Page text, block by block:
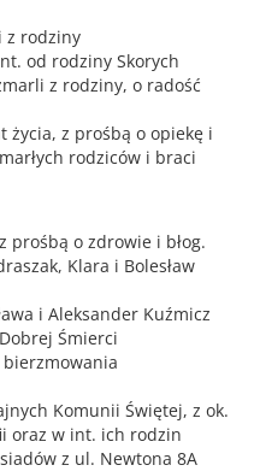
z rodziny
od rodziny Skorych
z rodziny, o radość
życia, z prośbą o opiekę i
rodziców i braci
prośbą o zdrowie i błog.
Klara i Bolesław
i Aleksander Kuźmicz
Śmierci
bierzmowania
Komunii Świętej, z ok.
oraz w int. ich rodzin
z ul. Newtona 8A